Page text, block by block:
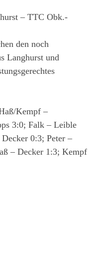
– TTC Obk.-
den noch
Langhurst und
Kempf –
3:0; Falk – Leible
0:3; Peter –
– Decker 1:3; Kempf